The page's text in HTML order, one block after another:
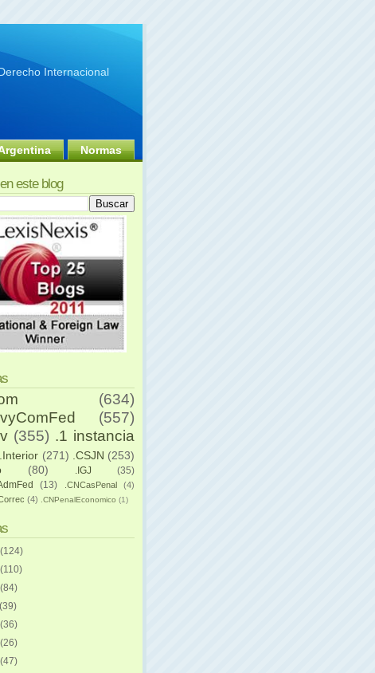
Internacional
Normas
este blog
(634)
(557)
(355) .1 instancia
.Interior (271) .CSJN (253)
(80) .IGJ
(35)
(13) .CNCasPenal
(4)
(4) .CNPenalEconomico (1)
(124)
(110)
(84)
(39)
(36)
(26)
(47)